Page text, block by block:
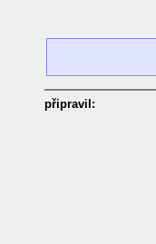
připravil: